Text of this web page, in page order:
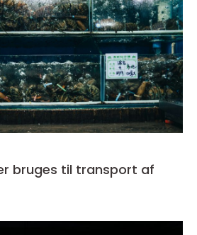
bruges til transport af